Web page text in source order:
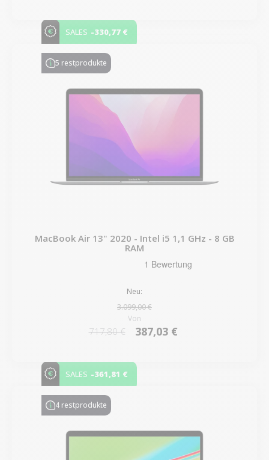
SALES -330,77 €
5 restprodukte
MacBook Air 13" 2020 - Intel i5 1,1 GHz - 8 GB
RAM
Neu:
3.099,00 €
Von
717,80 € 387,03 €
SALES -361,81 €
4 restprodukte